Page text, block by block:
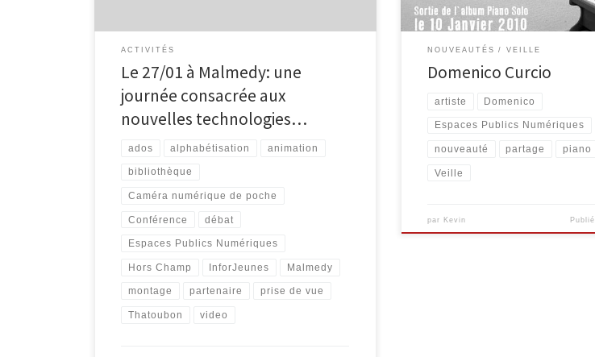
ACTIVITÉS
Le 27/01 à Malmedy: une
journée consacrée aux
nouvelles technologies…
ados alphabétisation animation
bibliothèque
Caméra numérique de poche
Conférence débat
Espaces Publics Numériques
Hors Champ InforJeunes Malmedy
montage partenaire prise de vue
Thatoubon video
NOUVEAUTÉS VEILLE
Domenico Curcio
artiste Domenico
Espaces Publics Numériques
nouveauté partage piano
Veille
par Kevin Publié